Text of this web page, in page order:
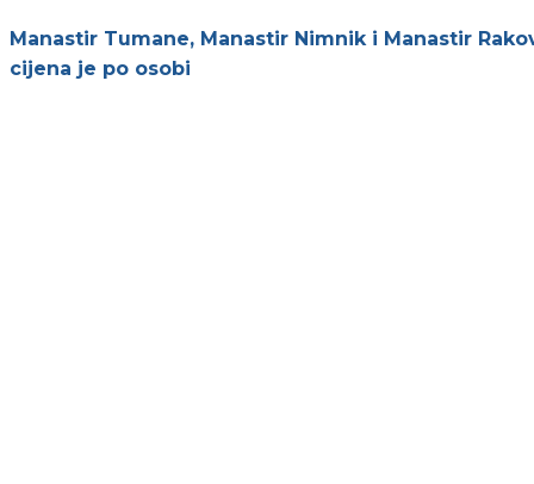
Manastir Tumane, Manastir Nimnik i Manastir
cijena je po osobi